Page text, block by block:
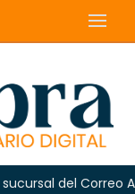
del Correo